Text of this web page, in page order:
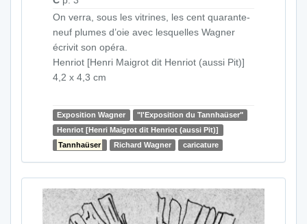
On verra, sous les vitrines, les cent quarante-
neuf plumes d’oie avec lesquelles Wagner
écrivit son opéra.
Henriot [Henri Maigrot dit Henriot (aussi Pit)]
4,2 x 4,3 cm
Exposition Wagner
"l'Exposition du Tannhaüser"
Henriot [Henri Maigrot dit Henriot (aussi Pit)]
Tannhaüser
Richard Wagner caricature